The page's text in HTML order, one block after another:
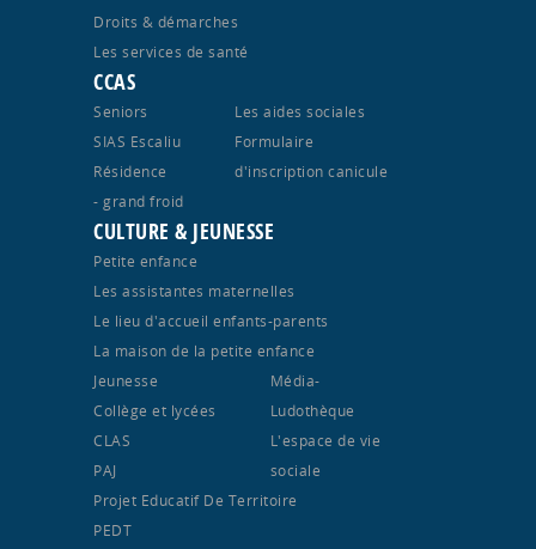
Droits & démarches
Les services de santé
CCAS
Seniors
SIAS Escaliu
Résidence
Les aides sociales
Formulaire
d'inscription canicule
- grand froid
CULTURE & JEUNESSE
Petite enfance
Les assistantes maternelles
Le lieu d'accueil enfants-parents
La maison de la petite enfance
Jeunesse
Collège et lycées
CLAS
PAJ
Média-
Ludothèque
Projet Educatif De Territoire
PEDT
L'espace de vie
sociale